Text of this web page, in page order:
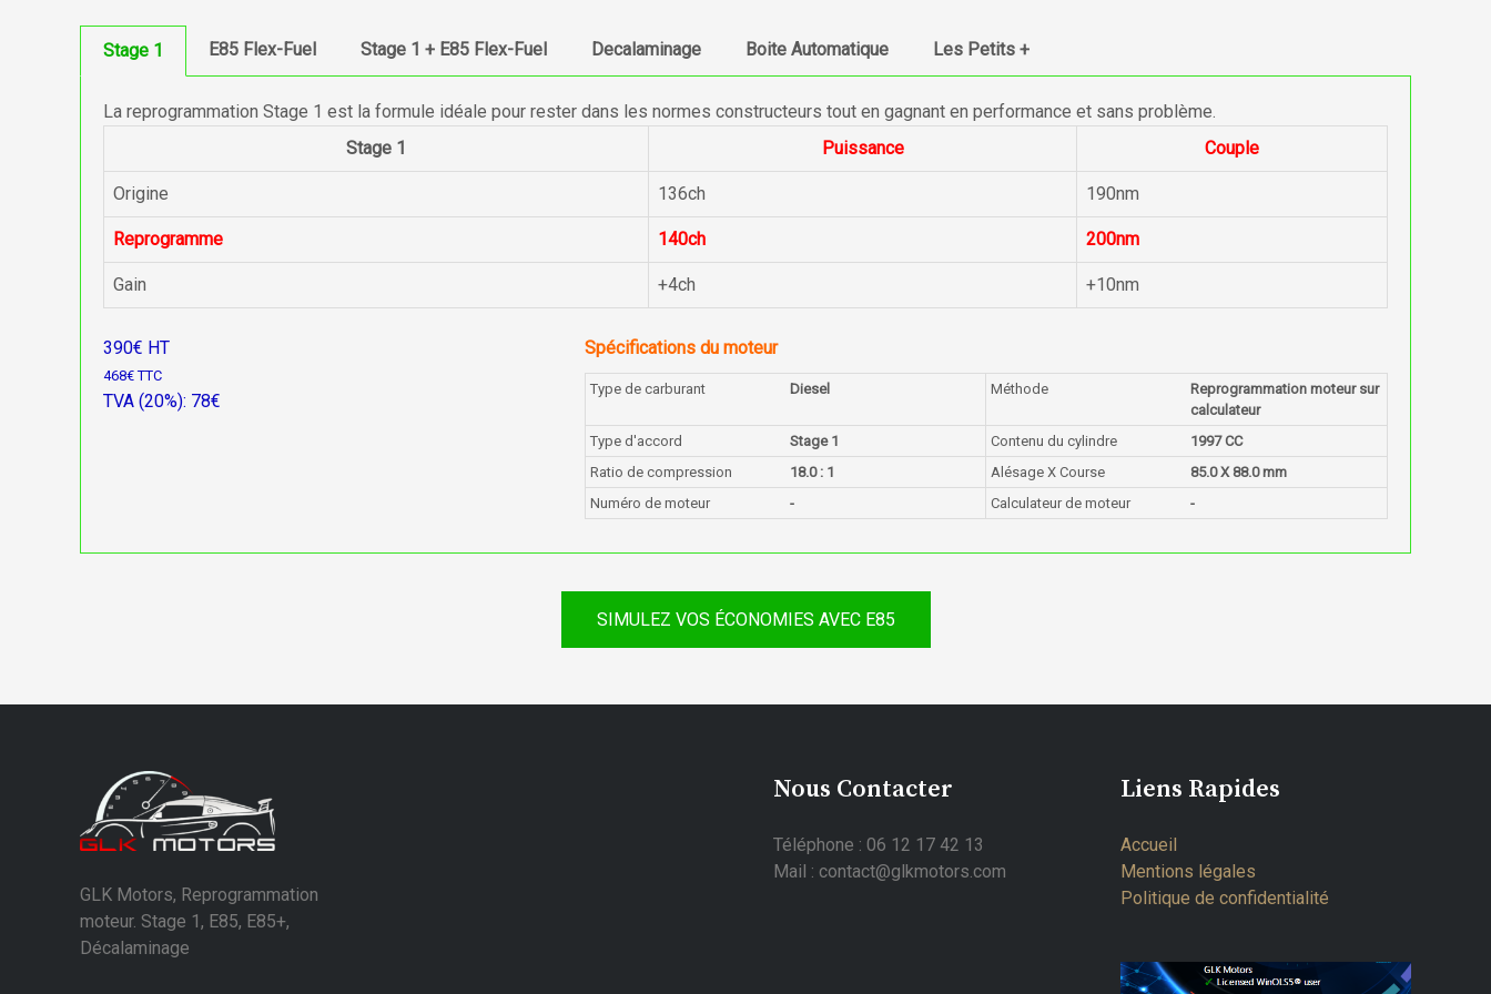
Stage 1 E85 Flex-Fuel Stage 1 + E85 Flex-Fuel Decalaminage Boite Automatique Les Petits +
La reprogrammation Stage 1 est la formule idéale pour rester dans les normes constructeurs tout en gagnant en performance et sans problème.
Stage 1
Puissance Couple
Origine 136ch 190nm
Reprogramme 140ch 200nm
Gain +4ch +10nm
390€ HT
468€ TTC
TVA (20%): 78€
Spécifications du moteur
Type de carburant Diesel Méthode
Reprogrammation moteur sur
calculateur
Type d'accord
Stage 1 Contenu du cylindre
1997 CC
Ratio de compression
18.0 : 1 Alésage X Course
85.0 X 88.0 mm
Numéro de moteur
- Calculateur de moteur -
SIMULEZ VOS ÉCONOMIES AVEC E85
GLK Motors, Reprogrammation
moteur. Stage 1, E85, E85+,
Décalaminage
Nous Contacter
Téléphone : 06 12 17 42 13
Mail : contact@glkmotors.com
Liens Rapides
Accueil
Mentions légales
Politique de confidentialité